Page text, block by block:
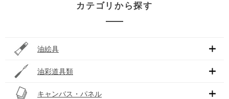
カテゴリから探す
油絵具
油彩道具類
キャンバス・パネル